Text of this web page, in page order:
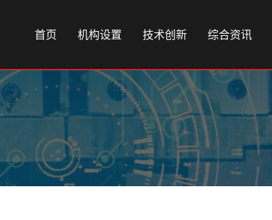
首页 机构设置 技术创新 综合资讯